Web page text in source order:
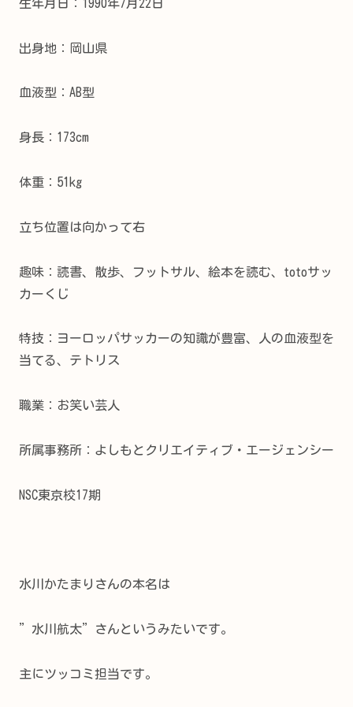
生年月日：1990年7月22日
出身地：岡山県
血液型：AB型
身長：173cm
体重：51kg
立ち位置は向かって右
趣味：読書、散歩、フットサル、絵本を読む、totoサッ
カーくじ
特技：ヨーロッパサッカーの知識が豊富、人の血液型を
当てる、テトリス
職業：お笑い芸人
所属事務所：よしもとクリエイティブ・エージェンシー
NSC東京校17期
水川かたまりさんの本名は
”水川航太”さんというみたいです。
主にツッコミ担当です。